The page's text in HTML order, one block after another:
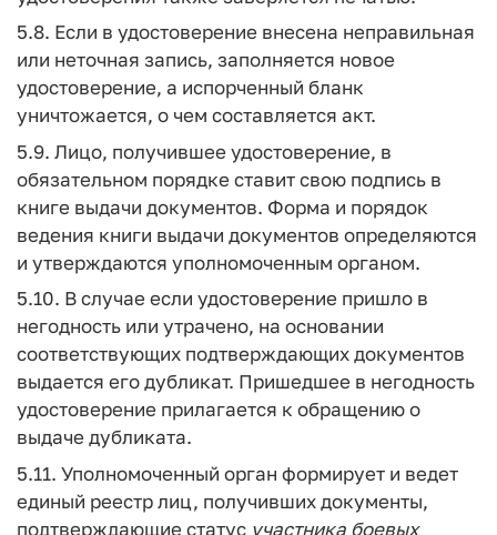
5.8. Если в удостоверение внесена неправильная
или неточная запись, заполняется новое
удостоверение, а испорченный бланк
уничтожается, о чем составляется акт.
5.9. Лицо, получившее удостоверение, в
обязательном порядке ставит свою подпись в
книге выдачи документов. Форма и порядок
ведения книги выдачи документов определяются
и утверждаются уполномоченным органом.
5.10. В случае если удостоверение пришло в
негодность или утрачено, на основании
соответствующих подтверждающих документов
выдается его дубликат. Пришедшее в негодность
удостоверение прилагается к обращению о
выдаче дубликата.
5.11. Уполномоченный орган формирует и ведет
единый реестр лиц, получивших документы,
подтверждающие статус участника боевых